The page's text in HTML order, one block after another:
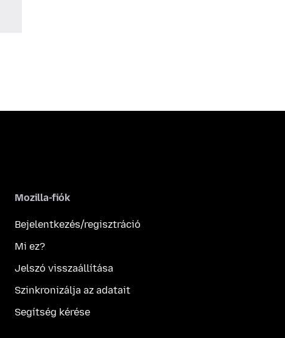
Mozilla-fiók
Bejelentkezés/regisztráció
Mi ez?
Jelszó visszaállítása
Szinkronizálja az adatait
Segítség kérése